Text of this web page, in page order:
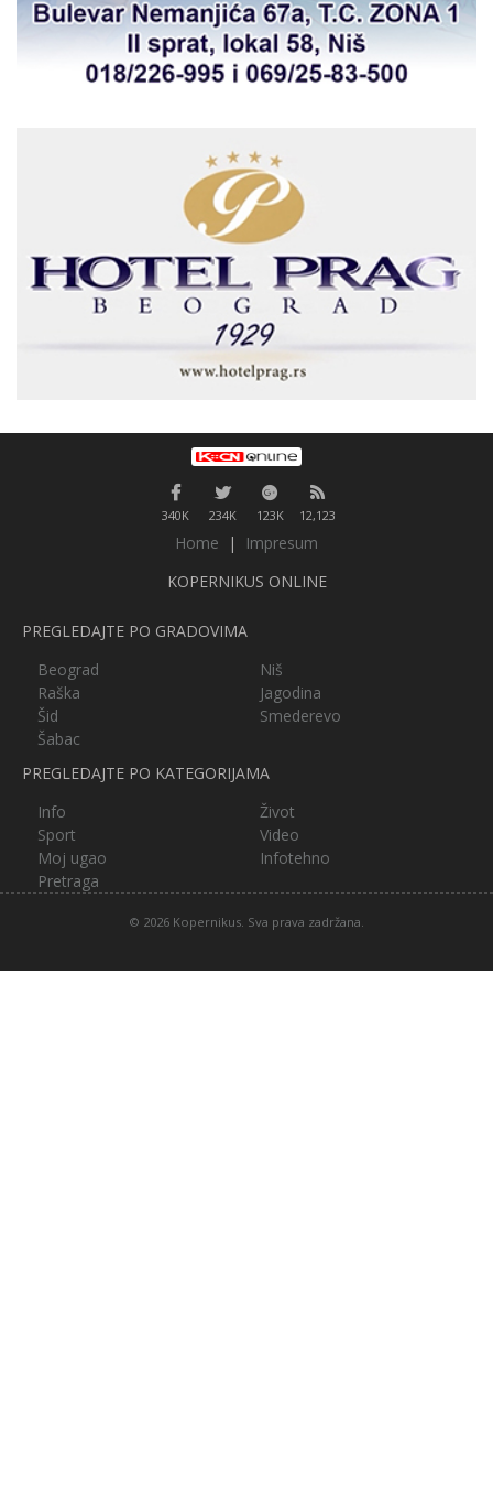
340K 234K 123K 12,123
Home |
Impresum
KOPERNIKUS ONLINE
PREGLEDAJTE PO GRADOVIMA
Beograd
Niš
Raška
Jagodina
Šid
Smederevo
Šabac
PREGLEDAJTE PO KATEGORIJAMA
Info
Život
Sport
Video
Moj ugao
Infotehno
Pretraga
© 2026 Kopernikus. Sva prava zadržana.